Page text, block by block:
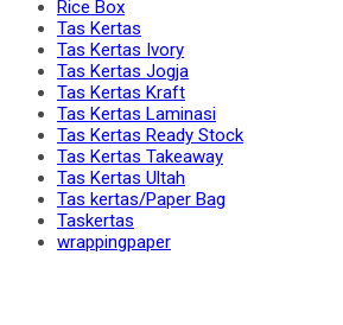
Rice Box
Tas Kertas
Tas Kertas Ivory
Tas Kertas Jogja
Tas Kertas Kraft
Tas Kertas Laminasi
Tas Kertas Ready Stock
Tas Kertas Takeaway
Tas Kertas Ultah
Tas kertas/Paper Bag
Taskertas
wrappingpaper